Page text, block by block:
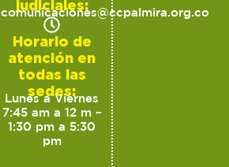
judiciales:
comunicaciones@ccpalmira.org.co
Horario de
atención en
todas las
sedes:
Lunes a Viernes
7:45 am a 12 m –
1:30 pm a 5:30
pm